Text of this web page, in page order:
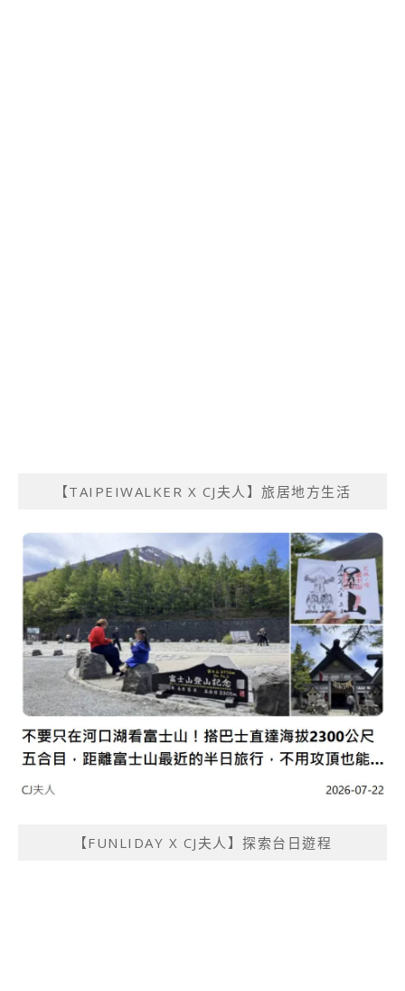
【TAIPEIWALKER X CJ夫人】旅居地方生活
【FUNLIDAY X CJ夫人】探索台日遊程